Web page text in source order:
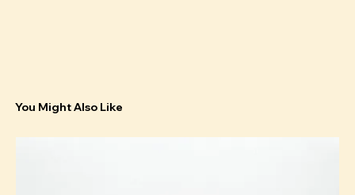
You Might Also Like